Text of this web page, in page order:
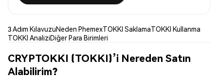
3 Adım KılavuzuNeden PhemexTOKKI SaklamaTOKKI Kullanma
TOKKI AnaliziDiğer Para Birimleri
CRYPTOKKI (TOKKI)’i Nereden Satın
Alabilirim?